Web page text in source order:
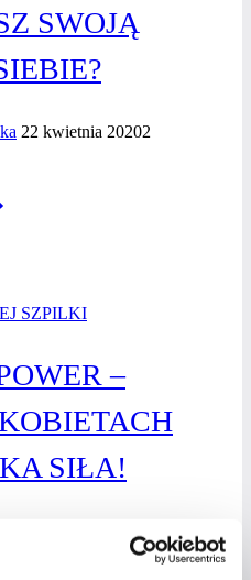
SWOJĄ
22 kwietnia 20202
SZPILKI
–
SIŁA!
30 sierpnia